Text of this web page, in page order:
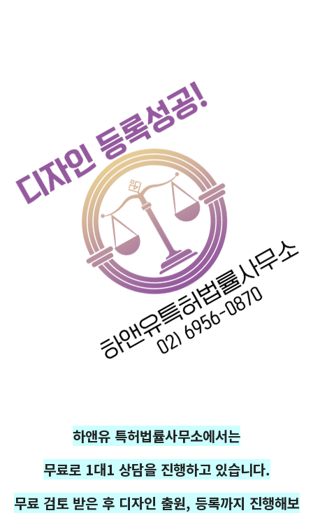
하앤유 특허법률사무소에서는
무료로 1대1 상담을 진행하고 있습니다.
무료 검토 받은 후 디자인 출원, 등록까지 진행해보